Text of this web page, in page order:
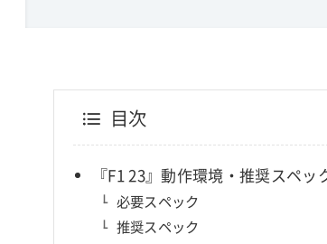
目次
『F1 23』動作環境・推奨スペッ
必要スペック
推奨スペック